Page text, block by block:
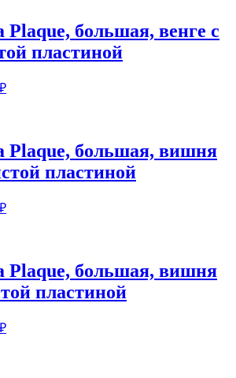
Plaque, большая, венге с
пластиной
₽
Plaque, большая, вишня
пластиной
₽
Plaque, большая, вишня
пластиной
₽